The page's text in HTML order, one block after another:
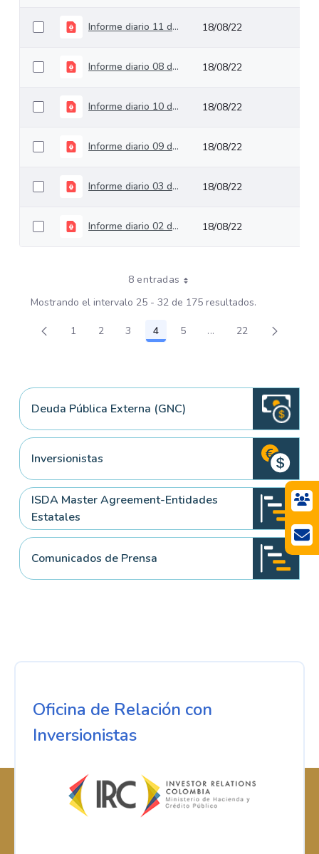
Informe diario 11 de agosto de 2022 18/08/22
Informe diario 08 de agosto de 2022 18/08/22
Informe diario 10 de agosto de 2022 18/08/22
Informe diario 09 de agosto de 2022 18/08/22
Informe diario 03 de agosto de 2022 18/08/22
Informe diario 02 de agosto de 2022 18/08/22
8 entradas
Mostrando el intervalo 25 - 32 de 175 resultados.
Página
1 Página
2 Página
3 Página
4 Página
5 ...Páginas intermedias
Página
22
Deuda Pública Externa (GNC)
Inversionistas
ISDA Master Agreement-Entidades
Estatales
Comunicados de Prensa
Oficina de Relación con
Inversionistas